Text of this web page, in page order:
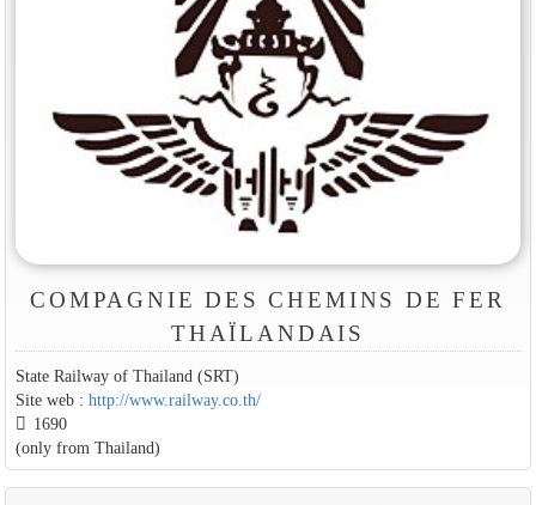
COMPAGNIE DES CHEMINS DE FER
THAÏLANDAIS
State Railway of Thailand (SRT)
Site web : http://www.railway.co.th/
1690
(only from Thailand)